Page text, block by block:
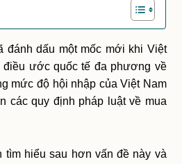
đánh dấu một mốc mới khi Việt
điều ước quốc tế đa phương về
mức độ hội nhập của Việt Nam
các quy định pháp luật về mua
tìm hiểu sau hơn vấn đề này và